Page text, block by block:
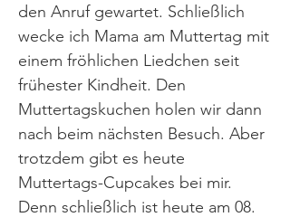
den Anruf gewartet. Schließlich
wecke ich Mama am Muttertag mit
einem fröhlichen Liedchen seit
frühester Kindheit. Den
Muttertagskuchen holen wir dann
nach beim nächsten Besuch. Aber
trotzdem gibt es heute
Muttertags-Cupcakes bei mir.
Denn schließlich ist heute am 08.